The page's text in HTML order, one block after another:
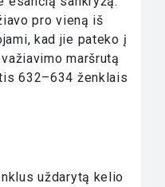
pro vieną iš
kad jie pateko į
maršrutą
632–634 ženklais
uždarytą kelio